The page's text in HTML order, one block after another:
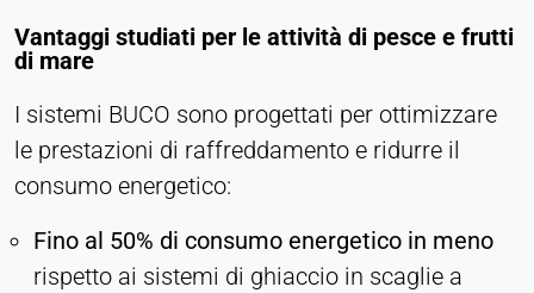
Vantaggi studiati per le attività di pesce e frutti
di mare
I sistemi BUCO sono progettati per ottimizzare
le prestazioni di raffreddamento e ridurre il
consumo energetico:
Fino al 50% di consumo energetico in meno
rispetto ai sistemi di ghiaccio in scaglie a